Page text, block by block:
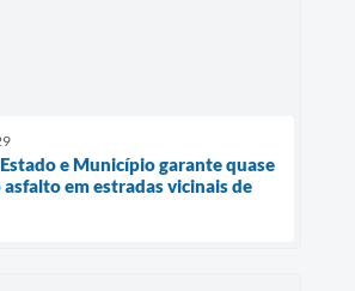
e Município garante quase
em estradas vicinais de